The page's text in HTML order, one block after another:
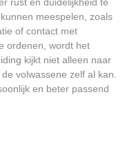
meespelen, zoals
of contact met
ordenen, wordt het
kijkt niet alleen naar
volwassene zelf al kan.
en beter passend